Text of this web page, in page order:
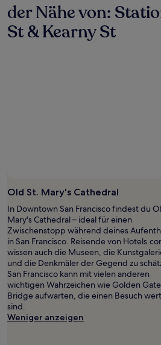
der Nähe von:
St & Kearny St
Old St. Mary's Cathedral
In Downtown San Francisco findest du
Mary's Cathedral – ideal für einen
Zwischenstopp während deines
in San Francisco. Reisende von
wissen auch die Museen, die
und die Denkmäler der Gegend zu
San Francisco kann mit vielen anderen
wichtigen Wahrzeichen wie Golden Gate
Bridge aufwarten, die einen Besuch wert
sind.
Weniger anzeigen